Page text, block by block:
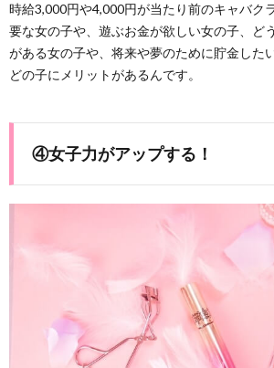
時給3,000円や4,000円が当たり前のキャバク
要な女の子や、遊ぶお金が欲しい女の子、ど
がある女の子や、将来や夢のために貯金した
どの子にメリットがあるんです。
④女子力がアップする！